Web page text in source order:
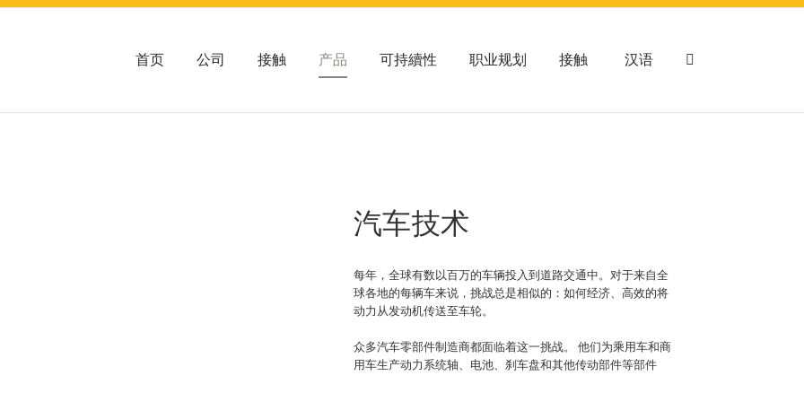
首页 公司 接触 产品 可持續性 职业规划 接触 汉语
汽车技术
每年，全球有数以百万的车辆投入到道路交通中。对于来自全
球各地的每辆车来说，挑战总是相似的：如何经济、高效的将
动力从发动机传送至车轮。
众多汽车零部件制造商都面临着这一挑战。 他们为乘用车和商
用车生产动力系统轴、电池、刹车盘和其他传动部件等部件